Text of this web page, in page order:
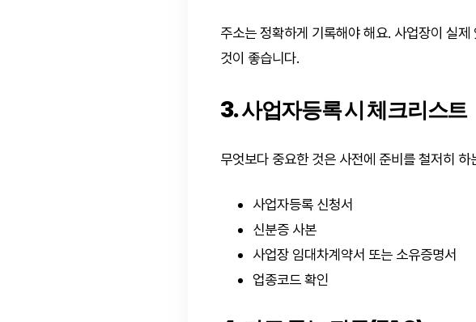
주소는 정확하게 기록해야 해요. 사업장이 실
것이 좋습니다.
3. 사업자등록 시 체크리스트
무엇보다 중요한 것은 사전에 준비를 철저히
사업자등록 신청서
신분증 사본
사업장 임대차계약서 또는 소유증명서
업종코드 확인